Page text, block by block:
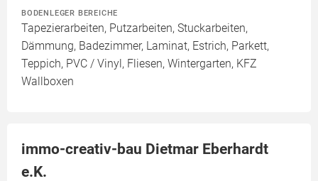
BODENLEGER BEREICHE
Tapezierarbeiten, Putzarbeiten, Stuckarbeiten,
Dämmung, Badezimmer, Laminat, Estrich, Parkett,
Teppich, PVC / Vinyl, Fliesen, Wintergarten, KFZ
Wallboxen
immo-creativ-bau Dietmar Eberhardt
e.K.